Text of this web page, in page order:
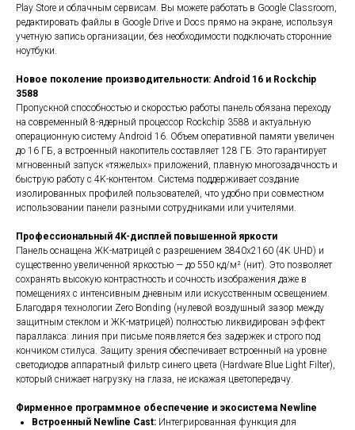
Play Store и облачным сервисам. Вы можете работать в Google Classroom,
редактировать файлы в Google Drive и Docs прямо на экране, используя
учетную запись организации, без необходимости подключать сторонние
ноутбуки.
Новое поколение производительности: Android 16 и Rockchip
3588
Пропускной способностью и скоростью работы панель обязана переходу
на современный 8-ядерный процессор Rockchip 3588 и актуальную
операционную систему Android 16. Объем оперативной памяти увеличен
до 16 ГБ, а встроенный накопитель составляет 128 ГБ. Это гарантирует
мгновенный запуск «тяжелых» приложений, плавную многозадачность и
быструю работу с 4K-контентом. Система поддерживает создание
изолированных профилей пользователей, что удобно при совместном
использовании панели разными сотрудниками или учителями.
Профессиональный 4K-дисплей повышенной яркости
Панель оснащена ЖК-матрицей с разрешением 3840х2160 (4K UHD) и
существенно увеличенной яркостью — до 550 кд/м² (нит). Это позволяет
сохранять высокую контрастность и сочность изображения даже в
помещениях с интенсивным дневным или искусственным освещением.
Благодаря технологии Zero Bonding (нулевой воздушный зазор между
защитным стеклом и ЖК-матрицей) полностью ликвидирован эффект
параллакса: линия при письме появляется без задержек и строго под
кончиком стилуса. Защиту зрения обеспечивает встроенный на уровне
светодиодов аппаратный фильтр синего цвета (Hardware Blue Light Filter),
который снижает нагрузку на глаза, не искажая цветопередачу.
Фирменное программное обеспечение и экосистема Newline
Встроенный Newline Cast: Интегрированная функция для